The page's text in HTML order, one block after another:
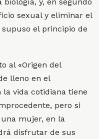
sexual y eliminar el
el principio de
al «Origen del
lleno en el
la vida cotidiana tiene
pero si
mujer, en la
disfrutar de sus